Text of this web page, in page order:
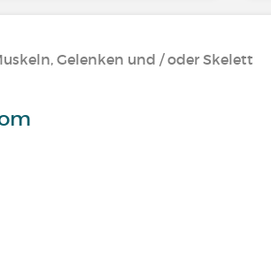
Gelenken und / oder Skelett